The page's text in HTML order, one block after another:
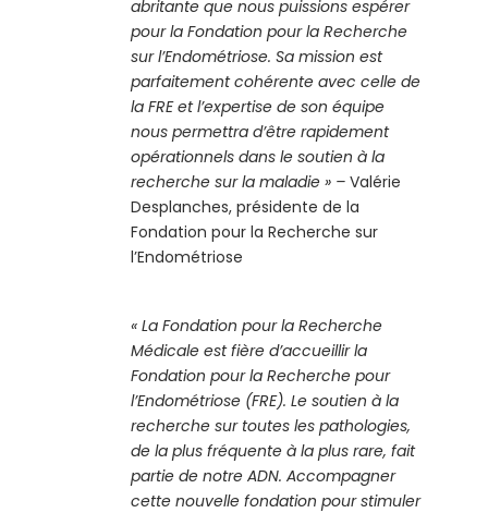
abritante que nous puissions espérer
pour la Fondation pour la Recherche
sur l’Endométriose. Sa mission est
parfaitement cohérente avec celle de
la FRE et l’expertise de son équipe
nous permettra d’être rapidement
opérationnels dans le soutien à la
recherche sur la maladie » – Valérie
Desplanches, présidente de la
Fondation pour la Recherche sur
l’Endométriose
« La Fondation pour la Recherche
Médicale est fière d’accueillir la
Fondation pour la Recherche pour
l’Endométriose (FRE). Le soutien à la
recherche sur toutes les pathologies,
de la plus fréquente à la plus rare, fait
partie de notre ADN. Accompagner
cette nouvelle fondation pour stimuler